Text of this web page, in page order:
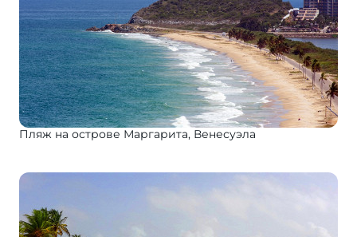
Пляж на острове Маргарита, Венесуэла